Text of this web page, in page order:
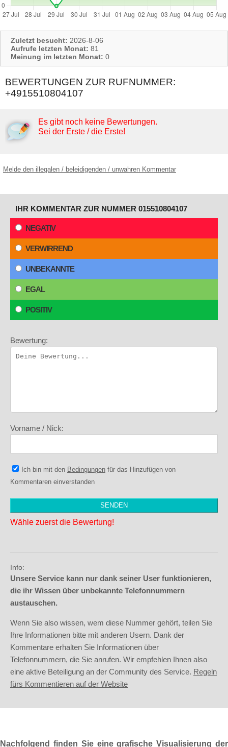
Zuletzt besucht: 2026-8-06
Aufrufe letzten Monat: 81
Meinung im letzten Monat: 0
BEWERTUNGEN ZUR RUFNUMMER:
+4915510804107
Es gibt noch keine Bewertungen.
Sei der Erste / die Erste!
Melde den illegalen / beleidigenden / unwahren Kommentar
IHR KOMMENTAR ZUR NUMMER 015510804107
NEGATIV
VERWIRREND
UNBEKANNTE
EGAL
POSITIV
Bewertung:
Vorname / Nick:
Ich bin mit den Bedingungen für das Hinzufügen von
Kommentaren einverstanden
Wähle zuerst die Bewertung!
Info:
Unsere Service kann nur dank seiner User funktionieren,
die ihr Wissen über unbekannte Telefonnummern
austauschen.
Wenn Sie also wissen, wem diese Nummer gehört, teilen Sie
Ihre Informationen bitte mit anderen Usern. Dank der
Kommentare erhalten Sie Informationen über
Telefonnummern, die Sie anrufen. Wir empfehlen Ihnen also
eine aktive Beteiligung an der Community des Service. Regeln
fürs Kommentieren auf der Website
Nachfolgend finden Sie eine grafische Visualisierung der